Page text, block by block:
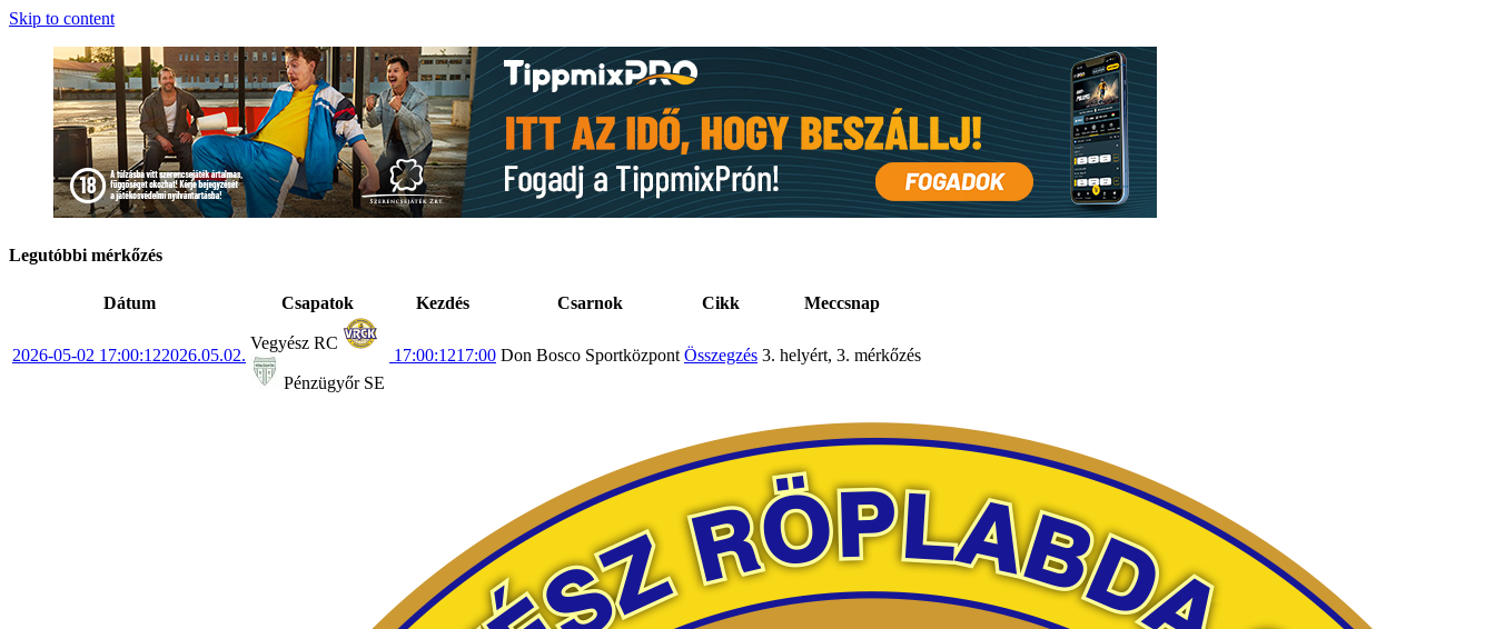
Skip to content
Legutóbbi mérkőzés
Dátum Csapatok Kezdés Csarnok Cikk Meccsnap
2026-05-02 17:00:122026.05.02.
Vegyész RC
Pénzügyőr SE
17:00:1217:00 Don Bosco Sportközpont Összegzés 3. helyért, 3. mérkőzés